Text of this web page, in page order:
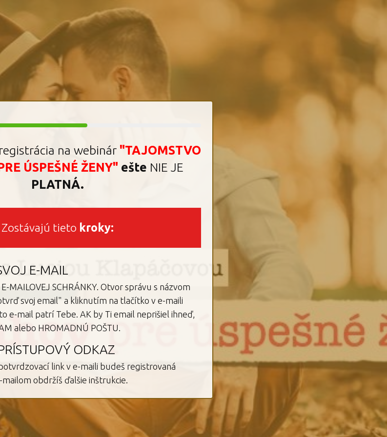
na webinár "TAJOMSTVO
ÚSPEŠNÉ ŽENY" ešte NIE JE
PLATNÁ.
Zostávajú tieto kroky:
E-MAIL
MAILOVEJ SCHRÁNKY. Otvor správu s názvom
svoj email" a kliknutím na tlačítko v e-maili
e-mail patrí Tebe. AK by Ti email neprišiel ihneď,
alebo HROMADNÚ POŠTU.
ODKAZ
link v e-maili budeš registrovaná
mailom obdržíš ďalšie inštrukcie.